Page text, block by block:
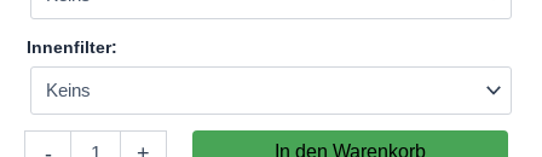
Innenfilter:
In den Warenkorb